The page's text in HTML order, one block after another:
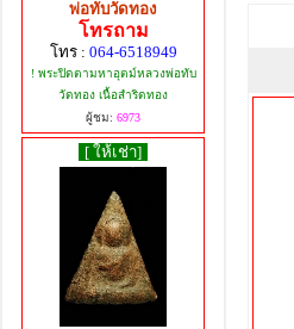
พ่อทับวัดทอง
โทรถาม
โทร : 064-6518949
! พระปิดตามหาอุตม์หลวงพ่อทับ
วัดทอง เนื้อสำริดทอง
ผู้ชม: 6973
[ ให้เช่า]